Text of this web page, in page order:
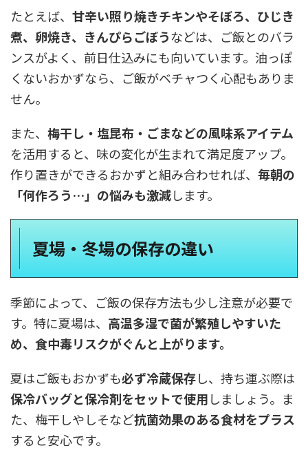
たとえば、 甘辛い照り焼きチキンやそぼろ、ひじき
煮、卵焼き、きんぴらごぼうなどは、ご飯とのバラ
ンスがよく、前日仕込みにも向いています。油っぽ
くないおかずなら、ご飯がベチャつく心配もありま
せん。
また、 梅干し・塩昆布・ごまなどの風味系アイテム
を活用すると、味の変化が生まれて満足度アップ。
作り置きができるおかずと組み合わせれば、 毎朝の
「何作ろう…」の悩みも激減します。
夏場・冬場の保存の違い
季節によって、ご飯の保存方法も少し注意が必要で
す。特に夏場は、 高温多湿で菌が繁殖しやすいた
め、食中毒リスクがぐんと上がります。
夏はご飯もおかずも必ず冷蔵保存し、持ち運ぶ際は
保冷バッグと保冷剤をセットで使用しましょう。ま
た、梅干しやしそなど抗菌効果のある食材をプラス
すると安心です。